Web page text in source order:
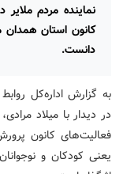
نماینده مردم
کانون استان همدان
دانست.
به گزارش اداره‌کل
در دیدار با میلاد
فعالیت‌های کانون
یعنی کودکان و